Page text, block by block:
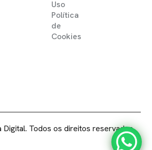
Uso
Política
de
Cookies
Todos os direitos reservados.